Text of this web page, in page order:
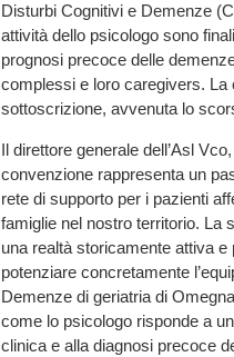
Disturbi Cognitivi e Demenze
attività dello psicologo sono
prognosi precoce delle
complessi e loro caregivers. La
sottoscrizione, avvenuta lo
Il direttore generale dell’Asl
convenzione rappresenta un
rete di supporto per i pazienti
famiglie nel nostro territorio. La
una realtà storicamente attiva
potenziare concretamente
Demenze di geriatria di
come lo psicologo risponde a
clinica e alla diagnosi precoce